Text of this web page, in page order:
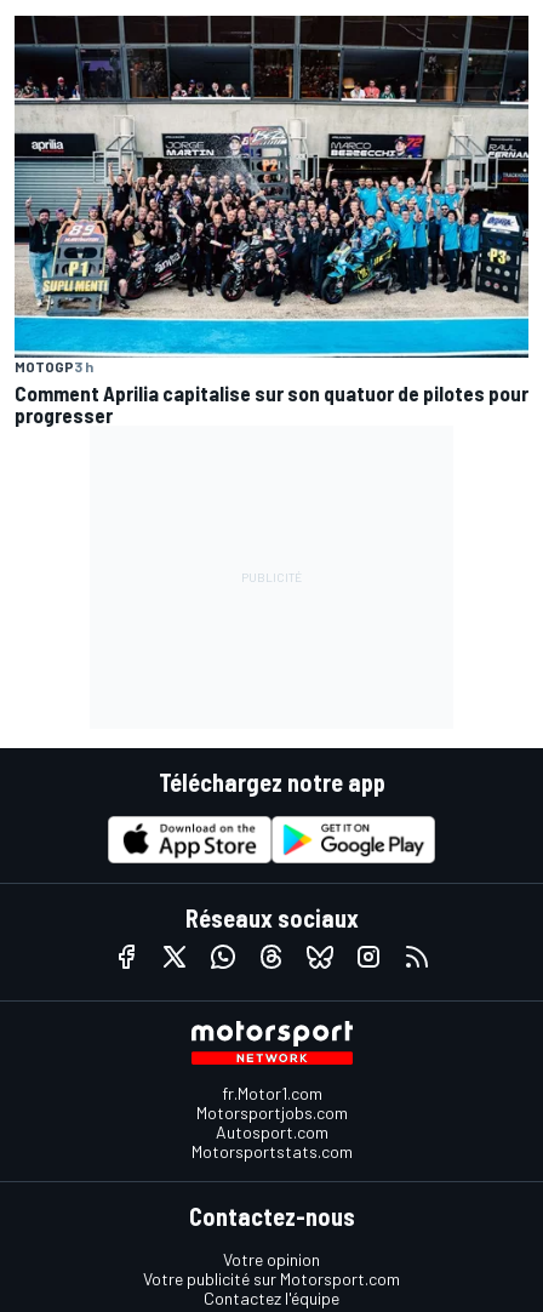
MOTOGP3 h
Comment Aprilia capitalise sur son quatuor de pilotes pour
progresser
Téléchargez notre app
Réseaux sociaux
fr.Motor1.com
Motorsportjobs.com
Autosport.com
Motorsportstats.com
Contactez-nous
Votre opinion
Votre publicité sur Motorsport.com
Contactez l'équipe